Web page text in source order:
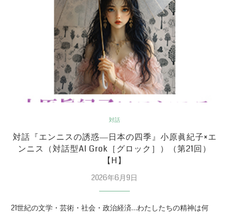
対話
対話『エンニスの誘惑―日本の四季』小原眞紀子×エ
ンニス（対話型AI Grok［グロック］）（第21回）
【H】
2026年6月9日
21世紀の文学・芸術・社会・政治経済…わたしたちの精神は何